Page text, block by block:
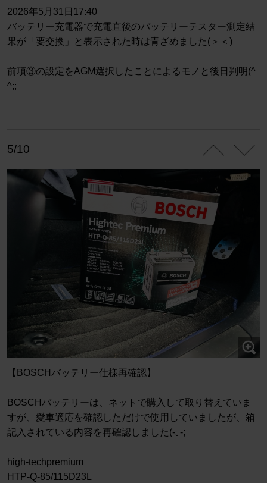
2026年5月31日17:40
バッテリー充電器で充電直後のバッテリーテスター測定結
果が「要交換」と表示された時は青ざめました(＞＜)
前項③の設定をAGM選択したことによるモノと後日判明(^
^;;
5/10
【BOSCHバッテリー仕様再確認】
BOSCHバッテリーは、ネットで購入して取り替えていま
すが、愛車適応を確認しただけで使用していましたが、箱
記入されている内容を再確認しました(-｡-;
high-techpremium
HTP-Q-85/115D23L